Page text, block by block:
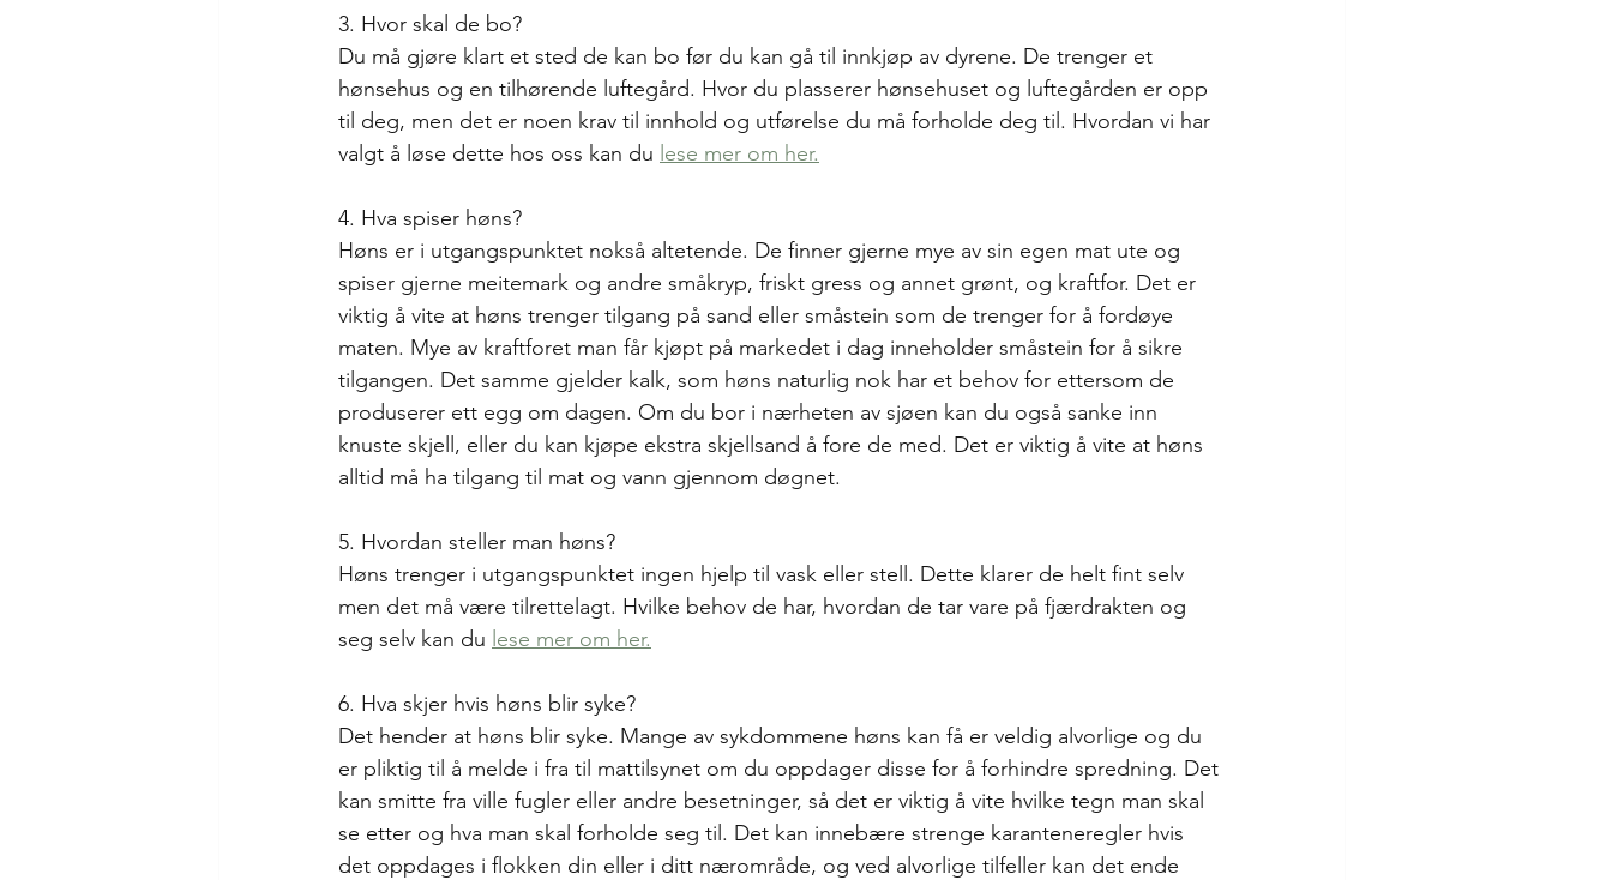
3. Hvor skal de bo?
Du må gjøre klart et sted de kan bo før du kan gå til innkjøp av dyrene. De trenger et
hønsehus og en tilhørende luftegård. Hvor du plasserer hønsehuset og luftegården er opp
til deg, men det er noen krav til innhold og utførelse du må forholde deg til. Hvordan vi har
valgt å løse dette hos oss kan du lese mer om her.
4. Hva spiser høns?
Høns er i utgangspunktet nokså altetende. De finner gjerne mye av sin egen mat ute og
spiser gjerne meitemark og andre småkryp, friskt gress og annet grønt, og kraftfor. Det er
viktig å vite at høns trenger tilgang på sand eller småstein som de trenger for å fordøye
maten. Mye av kraftforet man får kjøpt på markedet i dag inneholder småstein for å sikre
tilgangen. Det samme gjelder kalk, som høns naturlig nok har et behov for ettersom de
produserer ett egg om dagen. Om du bor i nærheten av sjøen kan du også sanke inn
knuste skjell, eller du kan kjøpe ekstra skjellsand å fore de med. Det er viktig å vite at høns
alltid må ha tilgang til mat og vann gjennom døgnet.
5. Hvordan steller man høns?
Høns trenger i utgangspunktet ingen hjelp til vask eller stell. Dette klarer de helt fint selv
men det må være tilrettelagt. Hvilke behov de har, hvordan de tar vare på fjærdrakten og
seg selv kan du lese mer om her.
6. Hva skjer hvis høns blir syke?
Det hender at høns blir syke. Mange av sykdommene høns kan få er veldig alvorlige og du
er pliktig til å melde i fra til mattilsynet om du oppdager disse for å forhindre spredning. Det
kan smitte fra ville fugler eller andre besetninger, så det er viktig å vite hvilke tegn man skal
se etter og hva man skal forholde seg til. Det kan innebære strenge karanteneregler hvis
det oppdages i flokken din eller i ditt nærområde, og ved alvorlige tilfeller kan det ende